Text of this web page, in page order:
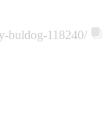
buldog-118240/